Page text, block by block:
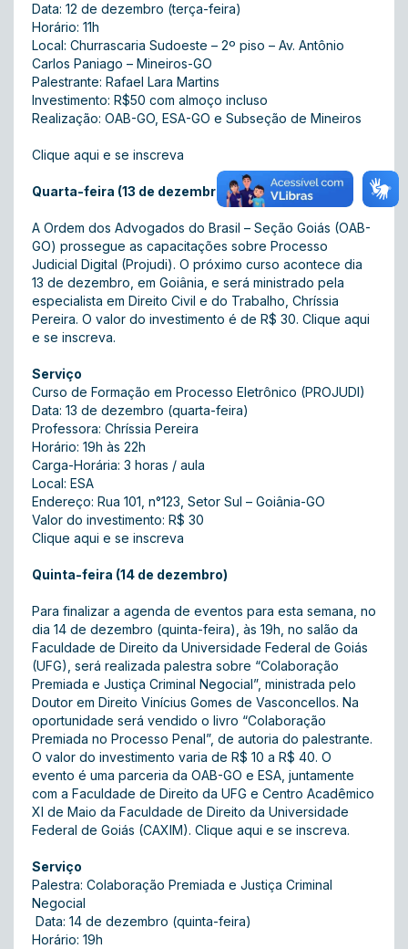
Data: 12 de dezembro (terça-feira)
Horário: 11h
Local: Churrascaria Sudoeste – 2º piso – Av. Antônio
Carlos Paniago – Mineiros-GO
Palestrante: Rafael Lara Martins
Investimento: R$50 com almoço incluso
Realização: OAB-GO, ESA-GO e Subseção de Mineiros
Clique aqui e se inscreva
Quarta-feira (13 de dezembro)
A Ordem dos Advogados do Brasil – Seção Goiás (OAB-
GO) prossegue as capacitações sobre Processo
Judicial Digital (Projudi). O próximo curso acontece dia
13 de dezembro, em Goiânia, e será ministrado pela
especialista em Direito Civil e do Trabalho, Chríssia
Pereira. O valor do investimento é de R$ 30. Clique aqui
e se inscreva.
Serviço
Curso de Formação em Processo Eletrônico (PROJUDI)
Data: 13 de dezembro (quarta-feira)
Professora: Chríssia Pereira
Horário: 19h às 22h
Carga-Horária: 3 horas / aula
Local: ESA
Endereço: Rua 101, n°123, Setor Sul – Goiânia-GO
Valor do investimento: R$ 30
Clique aqui e se inscreva
Quinta-feira (14 de dezembro)
Para finalizar a agenda de eventos para esta semana, no
dia 14 de dezembro (quinta-feira), às 19h, no salão da
Faculdade de Direito da Universidade Federal de Goiás
(UFG), será realizada palestra sobre “Colaboração
Premiada e Justiça Criminal Negocial”, ministrada pelo
Doutor em Direito Vinícius Gomes de Vasconcellos. Na
oportunidade será vendido o livro “Colaboração
Premiada no Processo Penal”, de autoria do palestrante.
O valor do investimento varia de R$ 10 a R$ 40. O
evento é uma parceria da OAB-GO e ESA, juntamente
com a Faculdade de Direito da UFG e Centro Acadêmico
XI de Maio da Faculdade de Direito da Universidade
Federal de Goiás (CAXIM). Clique aqui e se inscreva.
Serviço
Palestra: Colaboração Premiada e Justiça Criminal
Negocial
Data: 14 de dezembro (quinta-feira)
Horário: 19h